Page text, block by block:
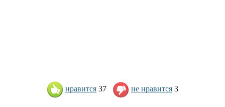
нравится 37 не нравится 3